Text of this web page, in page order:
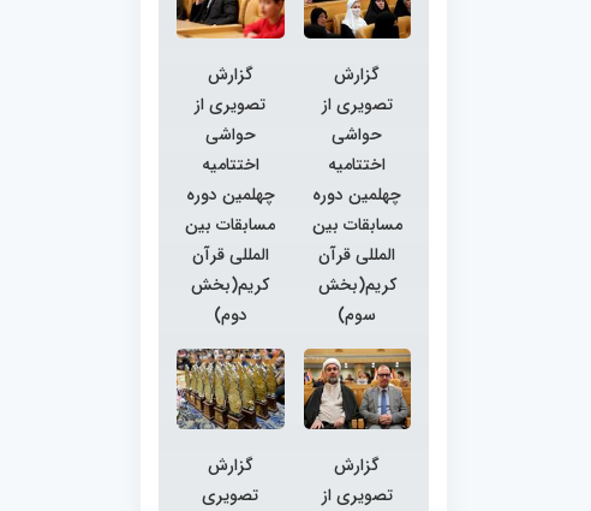
گزارش
تصویری از
حواشی
اختتامیه
چهلمین دوره
مسابقات بین
المللی قرآن
کریم(بخش
سوم)
گزارش
تصویری از
حواشی
اختتامیه
چهلمین دوره
مسابقات بین
المللی قرآن
کریم(بخش
دوم)
گزارش
تصویری از
گزارش
تصویری